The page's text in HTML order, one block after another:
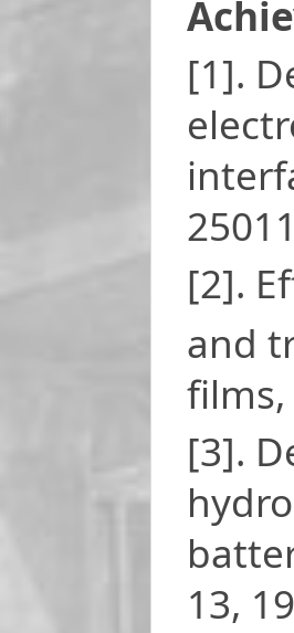
[1].
[2].
and
films,
[3].
13,